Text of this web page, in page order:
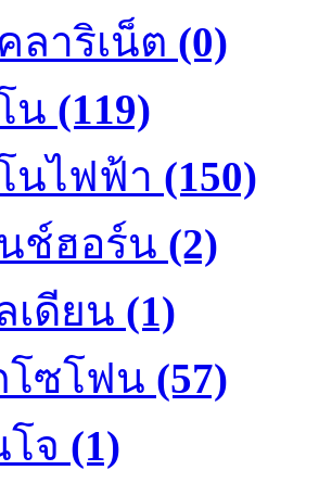
ลาริเน็ต (0)
น (119)
นไฟฟ้า (150)
ช์ฮอร์น (2)
เดียน (1)
โซโฟน (57)
จ (1)